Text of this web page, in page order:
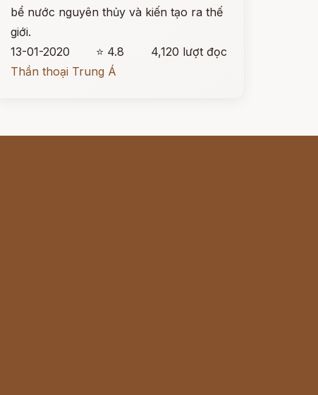
bể nước nguyên thủy và kiến tạo ra thế
giới.
13-01-2020
⭐ 4.8
4,120 lượt đọc
Thần thoại Trung Á